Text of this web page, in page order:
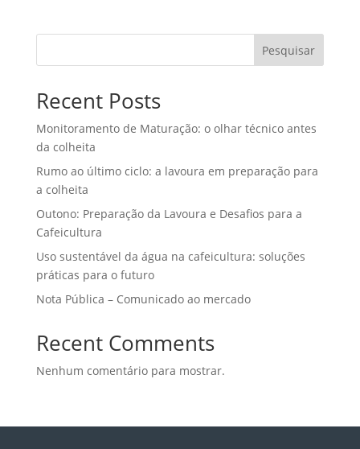
Pesquisar
Recent Posts
Monitoramento de Maturação: o olhar técnico antes
da colheita
Rumo ao último ciclo: a lavoura em preparação para
a colheita
Outono: Preparação da Lavoura e Desafios para a
Cafeicultura
Uso sustentável da água na cafeicultura: soluções
práticas para o futuro
Nota Pública – Comunicado ao mercado
Recent Comments
Nenhum comentário para mostrar.